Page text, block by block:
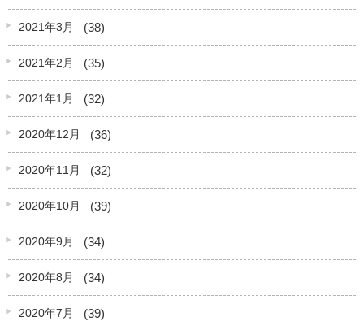
2021年3月 (38)
2021年2月 (35)
2021年1月 (32)
2020年12月 (36)
2020年11月 (32)
2020年10月 (39)
2020年9月 (34)
2020年8月 (34)
2020年7月 (39)